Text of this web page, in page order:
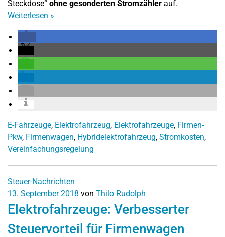
Steckdose“ ohne gesonderten Stromzähler auf.
Weiterlesen »
E-Fahrzeuge, Elektrofahrzeug, Elektrofahrzeuge, Firmen-
Pkw, Firmenwagen, Hybridelektrofahrzeug, Stromkosten,
Vereinfachungsregelung
Steuer-Nachrichten
13. September 2018 von Thilo Rudolph
Elektrofahrzeuge: Verbesserter
Steuervorteil für Firmenwagen